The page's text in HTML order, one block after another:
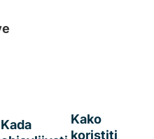
Kada
Kako
koristiti